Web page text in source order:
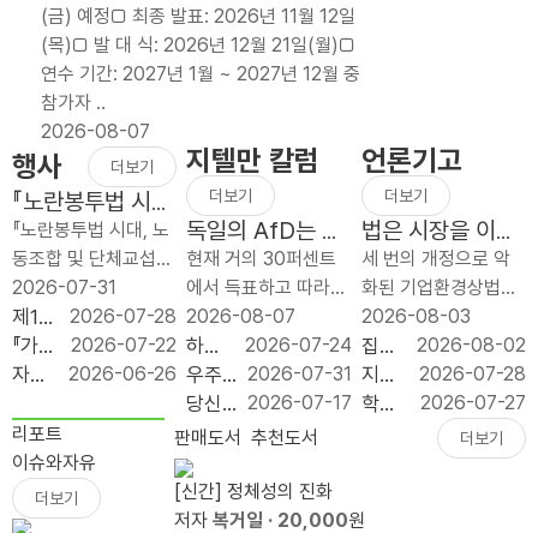
(금) 예정□ 최종 발표: 2026년 11월 12일
(목)□ 발 대 식: 2026년 12월 21일(월)□
연수 기간: 2027년 1월 ~ 2027년 12월 중
참가자 ..
2026-08-07
편
보
다
단
순
하
고
예
측
가
반드
시
가야
할
재정
개혁
이다
대상
이
될
수
없다
행사 더보기
『노란봉투법 시
대, 노동조합 및
단체교섭 어떻게
대응하나?』 출간
기념 북콘서트
『노란봉투법 시대, 노
동조합 및 단체교섭
어떻게 대응하나』 북
콘서트가 2026년 7
월 31일(금) 오전 10
시 푸른홀에서 개최되
는 개정 노란봉투법 ..
2026-07-31
제1회
좋은
규제
대상
시상
식
2026-07-28
『가짜
공공
모두
를 위
한다
는 거
2026-07-22
자유
원 서
포터
즈 11
기 수
2026-06-26
지텔만 칼럼
더보기
독일의 AfD는 얼
마나 좌익인가?
현재 거의 30퍼센트
에서 득표하고 따라서
최근 설문 조사들에
따르면 그 나라의 가
장 강한 정당, 독일의
AfD(독일 대안당;
Alternative for
Germany)는 두 공동
의장 알..
2026-08-07
하늘
의 채
굴: 우
주가
사유
를 필
요로
2026-07-24
우주
는 다
음의
튤립
열기
가 아
2026-07-31
당신
이 일
론 머
스크
를 비
2026-07-17
언론기고
더보기
법은 시장을 이끄
는 명령이 아니라
시장을 지키는 규
칙이어야 한다
세 번의 개정으로 악
화된 기업환경상법이
1년 사이에 세 번 바뀌
었다. 2025년 7월 1
차 개정은 이사의 충
실의무 대상에 회사와
함께 `주주’를 넣었고,
사외이사의 이름..
2026-08-03
집값
으로
‘실수
가를
2026-08-02
지방
투자,
입지
2026-07-28
학생
은
2026-07-27
리포트
이슈와자유
더보기
판매도서 추천도서 더보기
[신간] 정체성의 진화
저자 복거일 · 20,000원